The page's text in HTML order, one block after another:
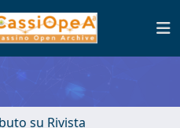
su Rivista